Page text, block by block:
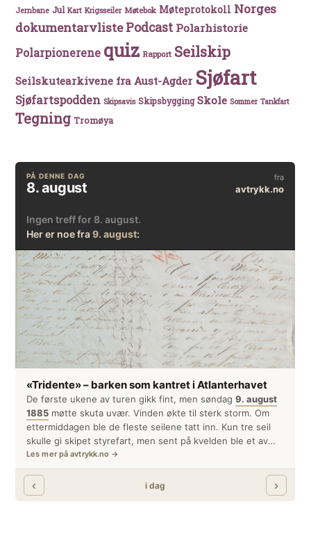
Jernbane Jul Kart Krigsseiler Møtebok Møteprotokoll Norges
dokumentarvlistePodcast Polarhistorie
Polarpionerene quiz Rapport Seilskip
Seilskutearkivene fra Aust-Agder Sjøfart
Sjøfartspodden Skipsavis Skipsbygging Skole Sommer Tankfart
Tegning Tromøya